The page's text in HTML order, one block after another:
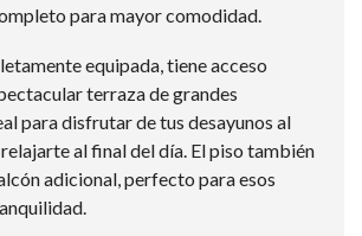
para mayor comodidad.
equipada, tiene acceso
terraza de grandes
para disfrutar de tus desayunos al
al final del día. El piso también
adicional, perfecto para esos